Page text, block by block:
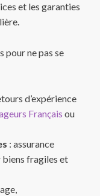
et les garanties
pour ne pas se
d’expérience
Français ou
: assurance
fragiles et